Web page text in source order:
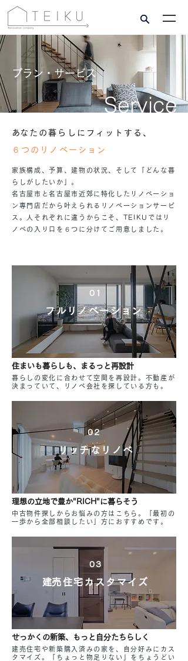
​プラン・サービス
Service
​あなたの暮らしにフィットする、
６つのリノベーション
家族構成、予算、建物の状況、そして「どんな暮
らしがしたいか」。
名古屋市と名古屋市近郊に特化したリノベーショ
ン専門店だから叶えられるリノベーションサービ
ス。
​人それぞれに違うからこそ、TEIKUではリ
ノベの入り口を６つに分けてご用意しました。
01
フルリノベーション
住まいも暮らしも、まるっと再設計
暮らしの変化に合わせて空間を再設計。不動産が
決まっていて、リノベ会社を探している方も。
02
リッチなリノべ
理想の立地で豊か"RICH"に暮らそう
中古物件探しからお悩みの方はこちら。「最初の
一歩から全部相談したい」方におすすめです。
03
​建売住宅カスタマイズ
せっかくの新築、もっと自分たちらしく
建売住宅や新築購入済みの家を、自分好みにカス
タマイズ。「ちょっと物足りない」をちょうどい